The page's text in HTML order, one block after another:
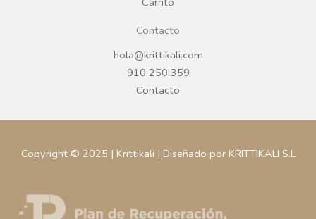
Contacto
hola@krittikali.com
910 250 359
Contacto
Copyright © 2025 | Krittikali | Diseñado por KRITTIKALI S.L